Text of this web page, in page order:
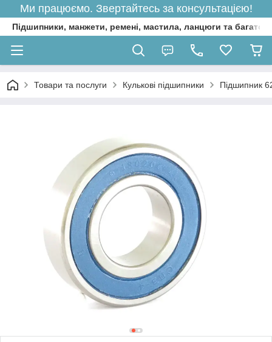
Ми працюємо. Звертайтесь за консультацією!
Підшипники, манжети, ремені, мастила, ланцюги та багато
Товари та послуги Кулькові підшипники Підшипник